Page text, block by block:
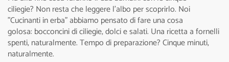
ciliegie? Non resta che leggere l’albo per scoprirlo. Noi
"Cucinanti in erba" abbiamo pensato di fare una cosa
golosa: bocconcini di ciliegie, dolci e salati. Una ricetta a fornelli
spenti, naturalmente. Tempo di preparazione? Cinque minuti,
naturalmente.